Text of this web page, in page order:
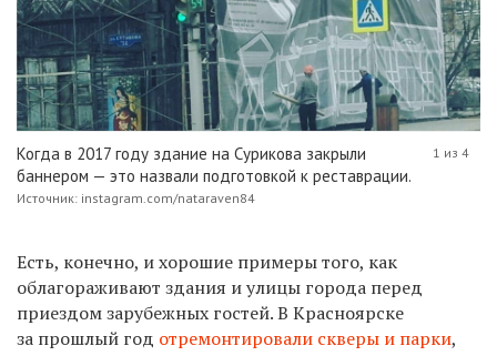
Когда в 2017 году здание на Сурикова закрыли
баннером — это назвали подготовкой к реставрации.
Источник: instagram.com/nataraven84
1 из 4
Есть, конечно, и хорошие примеры того, как
облагораживают здания и улицы города перед
приездом зарубежных гостей. В Красноярске
за прошлый год отремонтировали скверы и парки,